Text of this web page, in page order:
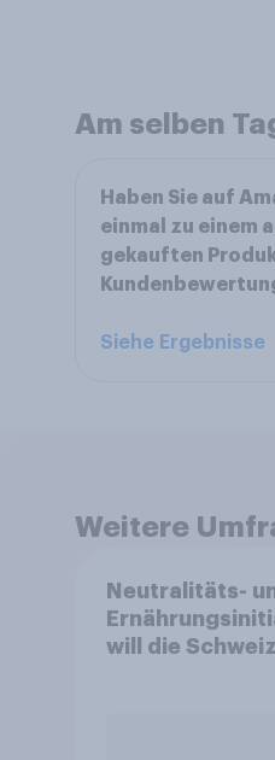
Am selben
Haben Sie auf
einmal zu einem
gekauften
Siehe Ergebnisse
Weitere
Neutralitäts-
will die Schweiz